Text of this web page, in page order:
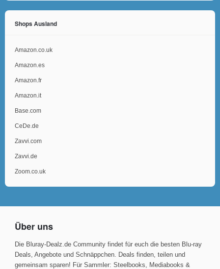
Shops Ausland
Amazon.co.uk
Amazon.es
Amazon.fr
Amazon.it
Base.com
CeDe.de
Zavvi.com
Zavvi.de
Zoom.co.uk
Über uns
Die Bluray-Dealz.de Community findet für euch die besten Blu-ray
Deals, Angebote und Schnäppchen. Deals finden, teilen und
gemeinsam sparen! Für Sammler: Steelbooks, Mediabooks &